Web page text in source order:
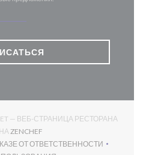
— ВЕБ-СТРАНИЦА РЕСТОРАНА
ZENCHEF
ОТ ОТВЕТСТВЕННОСТИ
((ОТКРЫВАЕТСЯ В НОВОМ ОКНЕ))